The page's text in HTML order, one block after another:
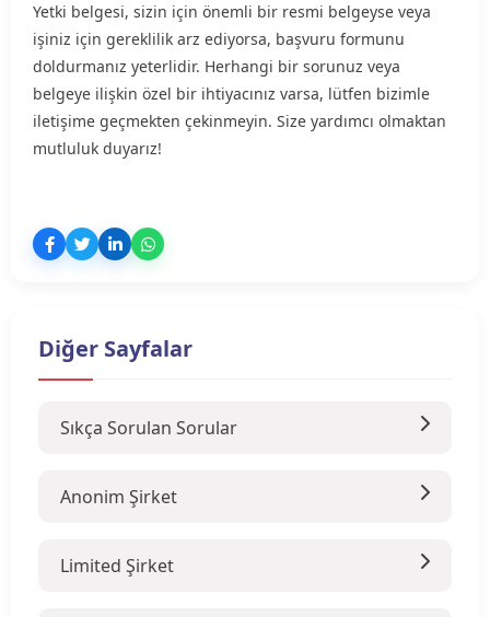
Yetki belgesi, sizin için önemli bir resmi belgeyse veya
işiniz için gereklilik arz ediyorsa, başvuru formunu
doldurmanız yeterlidir. Herhangi bir sorunuz veya
belgeye ilişkin özel bir ihtiyacınız varsa, lütfen bizimle
iletişime geçmekten çekinmeyin. Size yardımcı olmaktan
mutluluk duyarız!
Diğer Sayfalar
Sıkça Sorulan Sorular
Anonim Şirket
Limited Şirket